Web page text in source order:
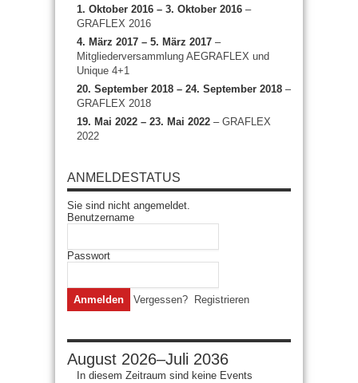
1. Oktober 2016 – 3. Oktober 2016 –
GRAFLEX 2016
4. März 2017 – 5. März 2017 –
Mitgliederversammlung AEGRAFLEX und
Unique 4+1
20. September 2018 – 24. September 2018 –
GRAFLEX 2018
19. Mai 2022 – 23. Mai 2022 – GRAFLEX
2022
ANMELDESTATUS
Sie sind nicht angemeldet.
Benutzername
Passwort
Vergessen? Registrieren
August 2026–Juli 2036
In diesem Zeitraum sind keine Events